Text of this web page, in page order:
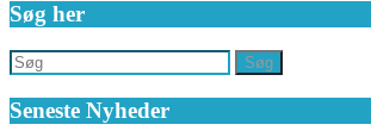
Søg her
Søg
Seneste Nyheder